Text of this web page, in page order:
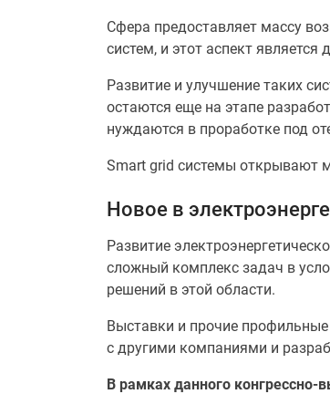
Сфера предоставляет массу
систем, и этот аспект
Развитие и улучшение таких
остаются еще на этапе
нуждаются в проработке под
Smart grid системы открывают
Новое в
Развитие
сложный комплекс задач в
решений в этой области.
Выставки и прочие
с другими компаниями и
В рамках данного конгрессно-